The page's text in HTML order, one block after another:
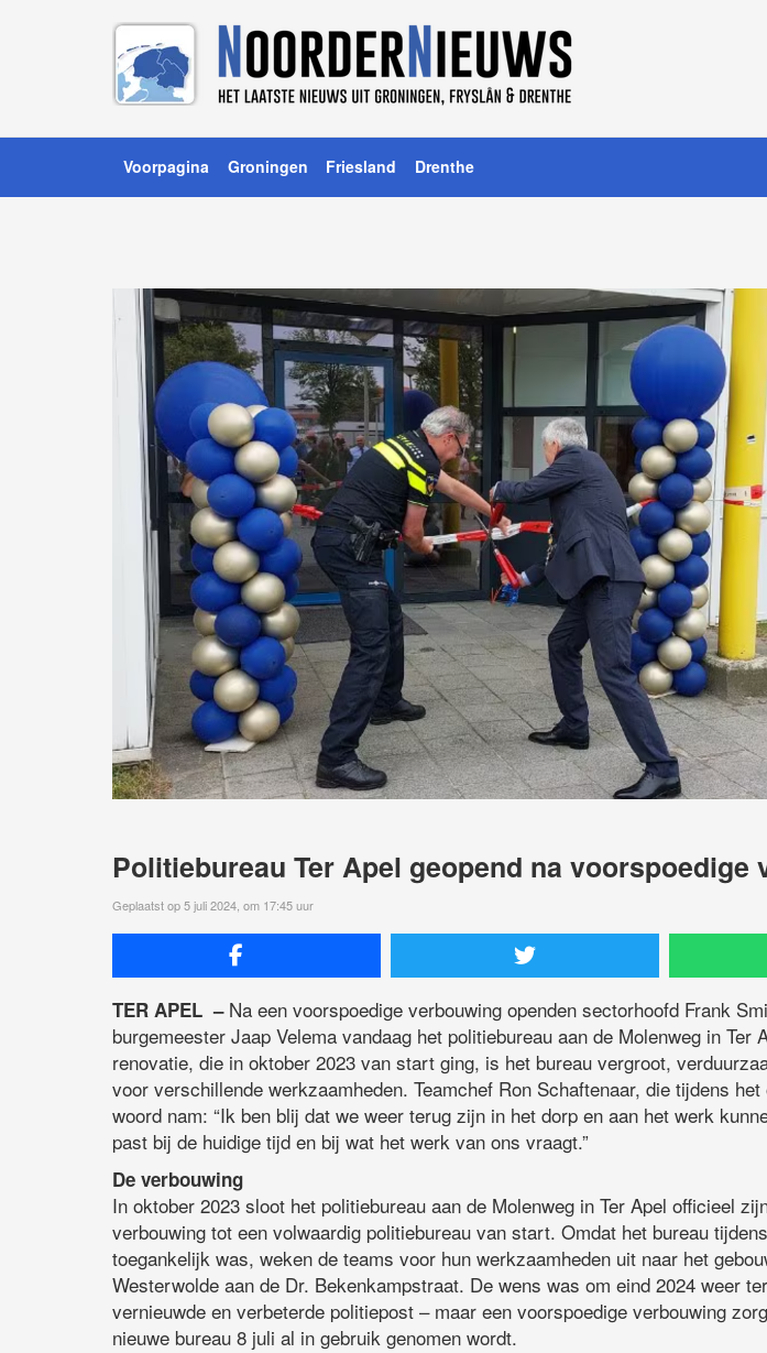
Voorpagina Groningen Friesland Drenthe
Politiebureau Ter Apel geopend na voorspoedige
Geplaatst op 5 juli 2024, om 17:45 uur
TER APEL –Na een voorspoedige verbouwing openden sectorhoofd Frank
burgemeester Jaap Velema vandaag het politiebureau aan de Molenweg in Ter
renovatie, die in oktober 2023 van start ging, is het bureau vergroot,
voor verschillende werkzaamheden. Teamchef Ron Schaftenaar, die tijdens
woord nam: “Ik ben blij dat we weer terug zijn in het dorp en aan het werk
past bij de huidige tijd en bij wat het werk van ons vraagt.”
De verbouwing
In oktober 2023 sloot het politiebureau aan de Molenweg in Ter Apel officieel
verbouwing tot een volwaardig politiebureau van start. Omdat het bureau
toegankelijk was, weken de teams voor hun werkzaamheden uit naar het
Westerwolde aan de Dr. Bekenkampstraat. De wens was om eind 2024 weer
vernieuwde en verbeterde politiepost – maar een voorspoedige verbouwing
nieuwe bureau 8 juli al in gebruik genomen wordt.